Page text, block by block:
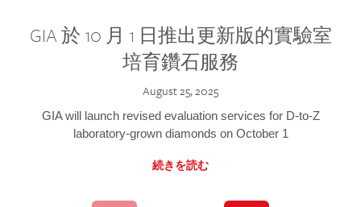
GIA 於 10 月 1 日推出更新版的實驗室
培育鑽石服務
August 25, 2025
GIA will launch revised evaluation services for D-to-Z
laboratory-grown diamonds on October 1
続きを読む